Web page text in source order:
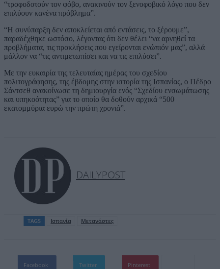
“τροφοδοτούν τον φόβο, ανακινούν τον ξενοφοβικό λόγο που δεν
επιλύουν κανένα πρόβλημα”.
“Η συνύπαρξη δεν αποκλείεται από εντάσεις, το ξέρουμε”,
παραδέχθηκε ωστόσο, λέγοντας ότι δεν θέλει “να αρνηθεί τα
προβλήματα, τις προκλήσεις που εγείρονται ενώπιόν μας”, αλλά
μάλλον να “τις αντιμετωπίσει και να τις επιλύσει”.
Με την ευκαιρία της τελευταίας ημέρας του σχεδίου
πολιτογράφησης, της έβδομης στην ιστορία της Ισπανίας, ο Πέδρο
Σάντσεθ ανακοίνωσε τη δημιουργία ενός “Σχεδίου ενσωμάτωσης
και υπηκοότητας” για το οποίο θα δοθούν αρχικά “500
εκατομμύρια ευρώ την πρώτη χρονιά”.
DAILYPOST
TAGS Ισπανία Μετανάστες
Facebook Twitter Pinterest